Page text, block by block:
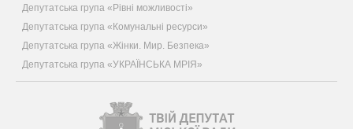
Депутатська група «Рівні можливості»
Депутатська група «Комунальні ресурси»
Депутатська група «Жінки. Мир. Безпека»
Депутатська група «УКРАЇНСЬКА МРІЯ»